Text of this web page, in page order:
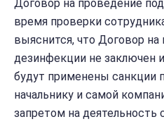
Договор на проведение
время проверки
выяснится, что Договор на
дезинфекции не заключен
будут применены санкции
начальнику и самой
запретом на